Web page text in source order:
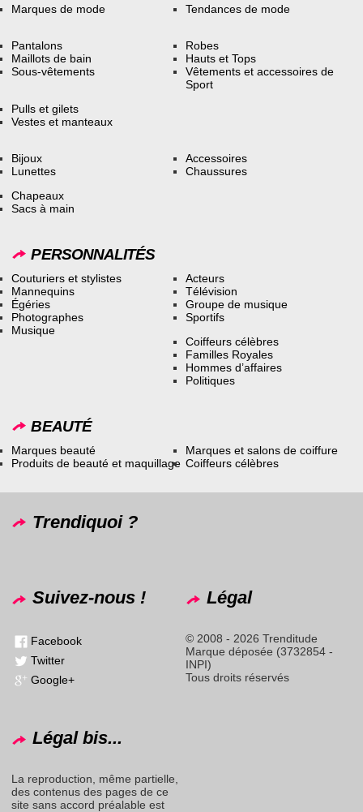
Marques de mode Tendances de mode
Pantalons
Maillots de bain
Sous-vêtements
Robes
Hauts et Tops
Vêtements et accessoires de
Sport
Pulls et gilets
Vestes et manteaux
Bijoux
Lunettes
Accessoires
Chaussures
Chapeaux
Sacs à main
PERSONNALITÉS
Couturiers et stylistes
Mannequins
Égéries
Photographes
Musique
Acteurs
Télévision
Groupe de musique
Sportifs
Coiffeurs célèbres
Familles Royales
Hommes d’affaires
Politiques
BEAUTÉ
Marques beauté
Produits de beauté et maquillage
Marques et salons de coiffure
Coiffeurs célèbres
Trendiquoi ?
Suivez-nous !
Facebook
Twitter
Google+
Légal
© 2008 - 2026 Trenditude
Marque déposée (3732854 -
INPI)
Tous droits réservés
Légal bis...
La reproduction, même partielle,
des contenus des pages de ce
site sans accord préalable est